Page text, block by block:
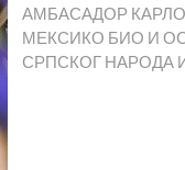
post:
АМБАСАДОР
МЕКСИКО БИО И
СРПСКОГ НАРОДА